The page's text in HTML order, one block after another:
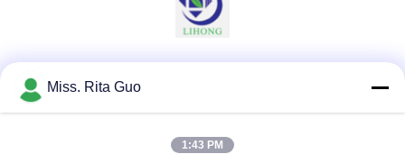
Miss. Rita Guo
1:43 PM